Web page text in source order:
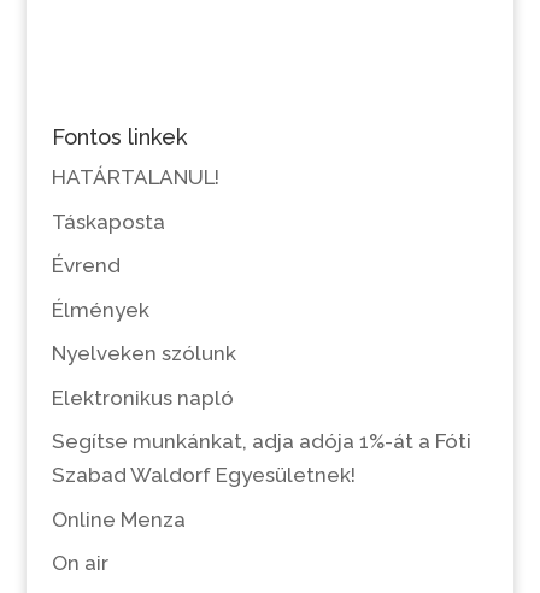
Fontos linkek
HATÁRTALANUL!
Táskaposta
Évrend
Élmények
Nyelveken szólunk
Elektronikus napló
Segítse munkánkat, adja adója 1%-át a Fóti
Szabad Waldorf Egyesületnek!
Online Menza
On air